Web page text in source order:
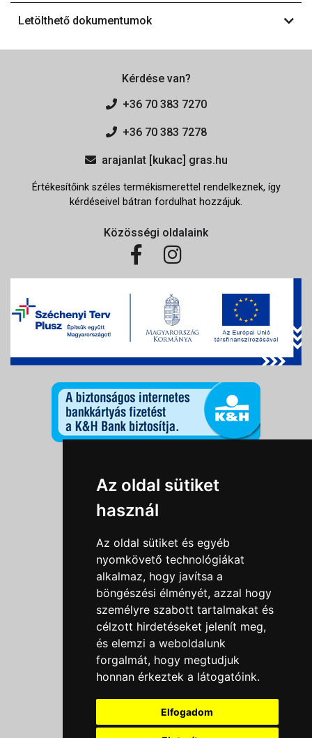
Az oldal sütiket
használ
Az oldal sütiket és egyéb
nyomkövető technológiákat
alkalmaz, hogy javítsa a
böngészési élményét, azzal hogy
személyre szabott tartalmakat és
célzott hirdetéseket jelenít meg,
és elemzi a weboldalunk
forgalmát, hogy megtudjuk
honnan érkeztek a látogatóink.
Elfogadom
Letölthető dokumentumok
Kérdése van?
+36 70 383 7270
+36 70 383 7278
arajanlat [kukac] gras.hu
Értékesítőink széles termékismerettel rendelkeznek, így
kérdéseivel bátran fordulhat hozzájuk.
Közösségi oldalaink
Információk
Általános szerződési feltételek
Impresszum
Nyereményjáték szabály
Outlet nap nyereményjáték szabályzat
Süti beállítások
Menü
Ajánlatkérés
Szakmai tippek / Újdonságok
Kapcsolat
Letölthető katalógusok